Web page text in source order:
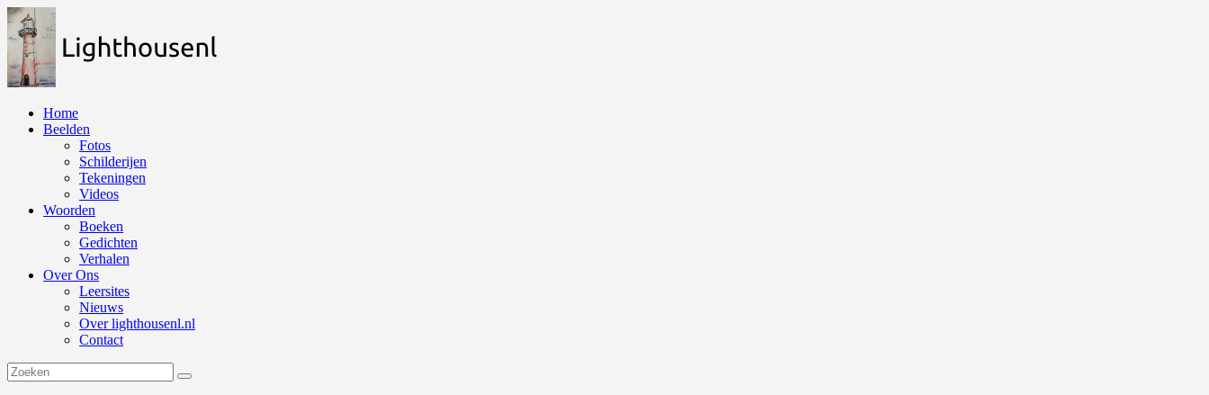
Naar
de
inhoud
springen
Home
Beelden
Fotos
Schilderijen
Tekeningen
Videos
Woorden
Boeken
Gedichten
Verhalen
Over Ons
Leersites
Nieuws
Over lighthousenl.nl
Contact